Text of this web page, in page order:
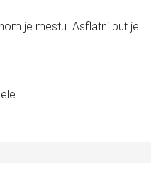
je mestu. Asflatni put je